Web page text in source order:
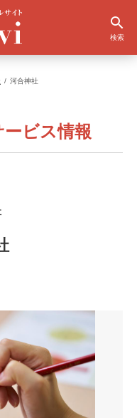
検索
河合神社
ビス情報